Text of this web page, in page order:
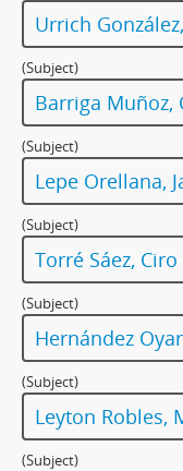
Urrich
(Subject)
Barriga Muñoz,
(Subject)
Lepe Orellana,
(Subject)
Torré Sáez,
(Subject)
Hernández
(Subject)
Leyton Robles,
(Subject)